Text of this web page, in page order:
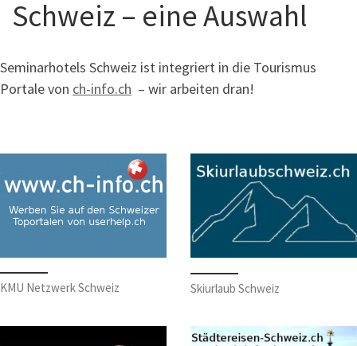
Schweiz – eine Auswahl
Seminarhotels Schweiz ist integriert in die Tourismus
Portale von ch-info.ch – wir arbeiten dran!
KMU Netzwerk Schweiz Skiurlaub Schweiz